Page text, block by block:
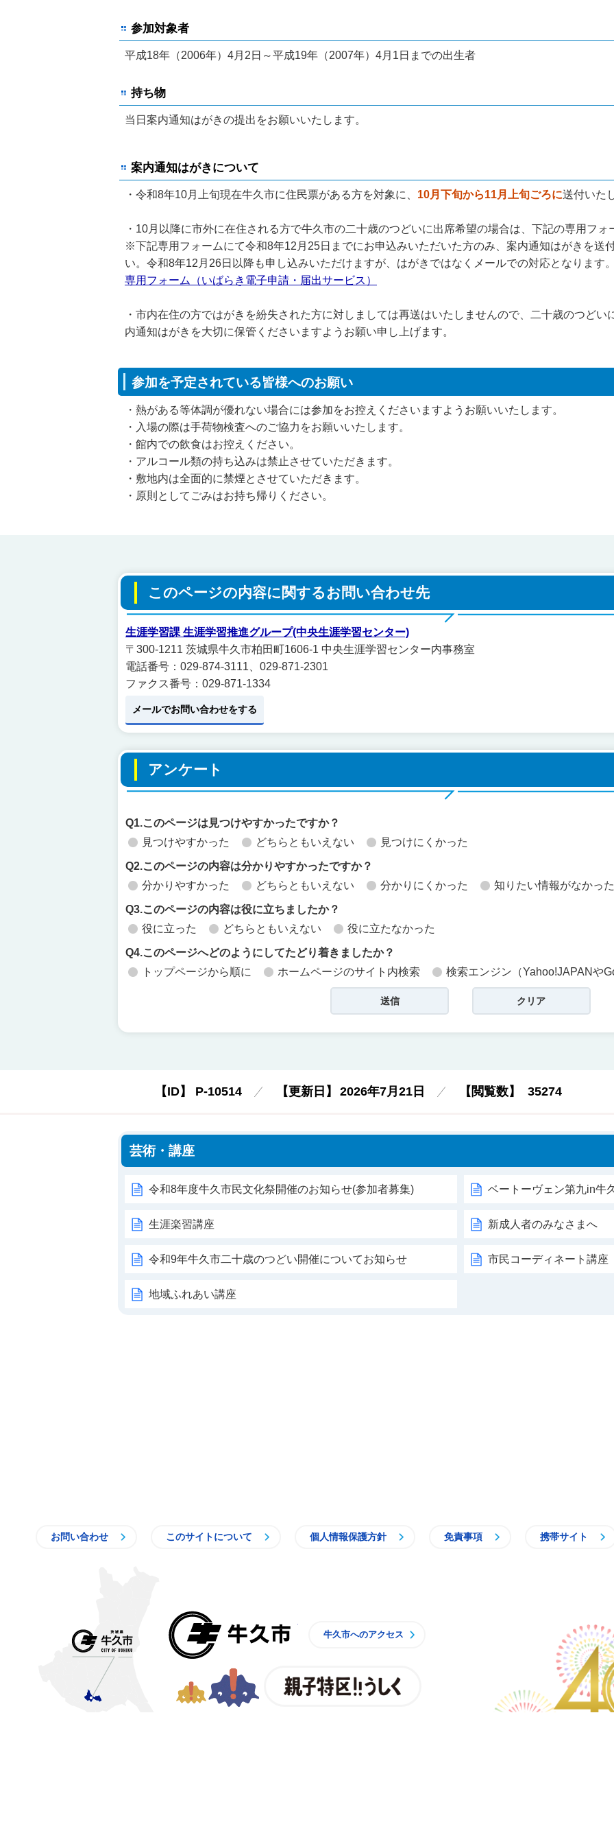
参加対象者
平成18年（2006年）4月2日～平成19年（2007年）4月1日までの出生者
持ち物
当日案内通知はがきの提出をお願いいたします。
案内通知はがきについて
・令和8年10月上旬現在牛久市に住民票がある方を対象に、 10月下旬から11月上旬ごろに送付いた
・10月以降に市外に在住される方で牛久市の二十歳のつどいに出席希望の場合は、下記の専用フ
※下記専用フォームにて令和8年12月25日までにお申込みいただいた方のみ、案内通知はがきを送
い。令和8年12月26日以降も申し込みいただけますが、はがきではなくメールでの対応となります
専用フォーム（いばらき電子申請・届出サービス）
・市内在住の方ではがきを紛失された方に対しましては再送はいたしませんので、二十歳のつど
内通知はがきを大切に保管くださいますようお願い申し上げます。
参加を予定されている皆様へのお願い
・熱がある等体調が優れない場合には参加をお控えくださいますようお願いいたします。
・入場の際は手荷物検査へのご協力をお願いいたします。
・館内での飲食はお控えください。
・アルコール類の持ち込みは禁止させていただきます。
・敷地内は全面的に禁煙とさせていただきます。
・原則としてごみはお持ち帰りください。
このページの内容に関するお問い合わせ先
生涯学習課 生涯学習推進グループ(中央生涯学習センター)
〒300-1211 茨城県牛久市柏田町1606-1 中央生涯学習センター内事務室
電話番号：029-874-3111、029-871-2301
ファクス番号：029-871-1334
メールでお問い合わせをする
アンケート
Q1.このページは見つけやすかったですか？
見つけやすかった
どちらともいえない 見つけにくかった
Q2.このページの内容は分かりやすかったですか？
分かりやすかった
どちらともいえない 分かりにくかった 知りたい情報がなかった
Q3.このページの内容は役に立ちましたか？
役に立った
どちらともいえない 役に立たなかった
Q4.このページへどのようにしてたどり着きましたか？
トップページから順に
ホームページのサイト内検索 検索エンジン（Yahoo!JAPANや
【ID】 P-10514 【更新日】 2026年7月21日 【閲覧数】 35274
芸術・講座
令和8年度牛久市民文化祭開催のお知らせ(参加者募集) ベートーヴェン第九in
生涯楽習講座 新成人者のみなさまへ
令和9年牛久市二十歳のつどい開催についてお知らせ 市民コーディネート講座
地域ふれあい講座
お問い合わせ このサイトについて 個人情報保護方針 免責事項 携帯サイト
牛久市へのアクセス